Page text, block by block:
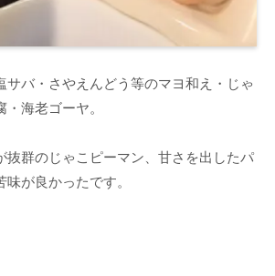
サバ・さやえんどう等のマヨ和え・じゃ
海老ゴーヤ。
抜群のじゃこピーマン、甘さを出したパ
が良かったです。